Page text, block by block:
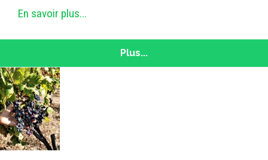
En savoir plus...
Plus...